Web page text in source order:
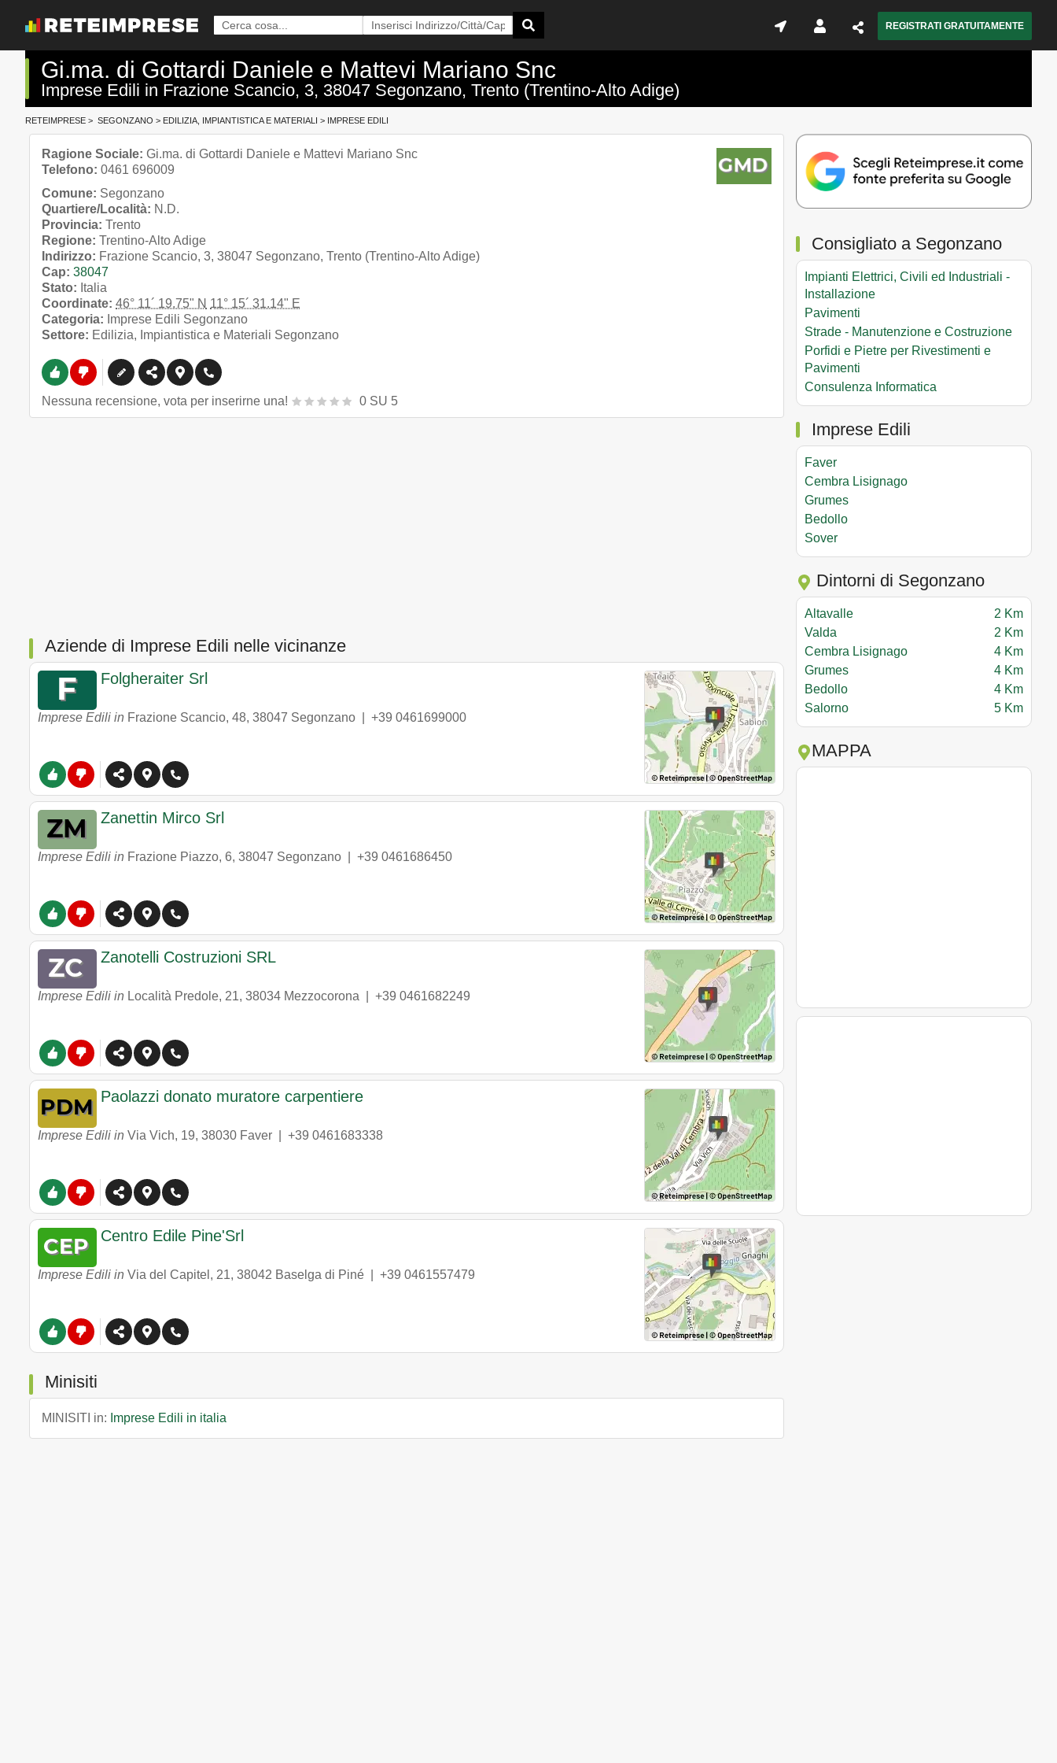
REGISTRATI GRATUITAMENTE
Gi.ma. di Gottardi Daniele e Mattevi Mariano Snc
Imprese Edili in Frazione Scancio, 3, 38047 Segonzano, Trento (Trentino-Alto Adige)
RETEIMPRESE > SEGONZANO > EDILIZIA, IMPIANTISTICA E MATERIALI > IMPRESE EDILI
Ragione Sociale: Gi.ma. di Gottardi Daniele e Mattevi Mariano Snc
Telefono: 0461 696009
Comune: Segonzano
Quartiere/Località: N.D.
Provincia: Trento
Regione: Trentino-Alto Adige
Indirizzo: Frazione Scancio, 3, 38047 Segonzano, Trento (Trentino-Alto Adige)
Cap: 38047
Stato: Italia
Coordinate: 46° 11´ 19.75" N 11° 15´ 31.14" E
Categoria: Imprese Edili Segonzano
Settore: Edilizia, Impiantistica e Materiali Segonzano
Nessuna recensione, vota per inserirne una! 0 SU 5
Aziende di Imprese Edili nelle vicinanze
Folgheraiter Srl
Imprese Edili in Frazione Scancio, 48, 38047 Segonzano +39 0461699000
Zanettin Mirco Srl
Imprese Edili in Frazione Piazzo, 6, 38047 Segonzano +39 0461686450
Zanotelli Costruzioni SRL
Imprese Edili in Località Predole, 21, 38034 Mezzocorona +39 0461682249
Paolazzi donato muratore carpentiere
Imprese Edili in Via Vich, 19, 38030 Faver +39 0461683338
Centro Edile Pine'Srl
Imprese Edili in Via del Capitel, 21, 38042 Baselga di Piné +39 0461557479
Minisiti
MINISITI in: Imprese Edili in italia
Consigliato a Segonzano
Impianti Elettrici, Civili ed Industriali -
Installazione
Pavimenti
Strade - Manutenzione e Costruzione
Porfidi e Pietre per Rivestimenti e
Pavimenti
Consulenza Informatica
Imprese Edili
Faver
Cembra Lisignago
Grumes
Bedollo
Sover
Dintorni di Segonzano
Altavalle
2 Km
Valda
2 Km
Cembra Lisignago
4 Km
Grumes
4 Km
Bedollo
4 Km
Salorno
5 Km
MAPPA